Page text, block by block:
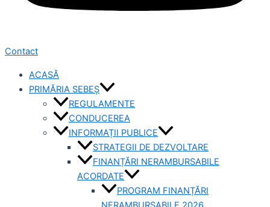
Contact
ACASĂ
PRIMĂRIA SEBEȘ
REGULAMENTE
CONDUCEREA
INFORMAȚII PUBLICE
STRATEGII DE DEZVOLTARE
FINANȚĂRI NERAMBURSABILE
ACORDATE
PROGRAM FINANȚĂRI